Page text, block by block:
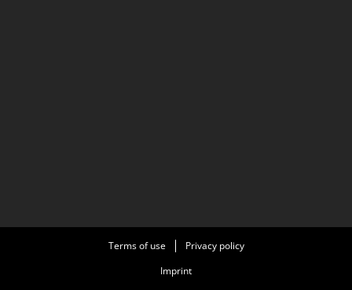
Terms of use
Privacy policy
Imprint